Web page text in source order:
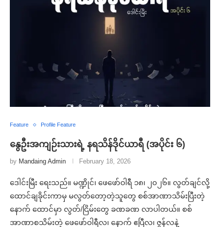
Feature Profile Feature
နွေဦးအကျဉ်းသားရဲ့ နရသိန်ဒိုင်ယာရီ (အပိုင်း ၆)
by Mandaing Admin February 18, 2026
ဒေါင်းမြီး ရေးသည်။ မဏ္ဍိုင်၊ ဖေဖော်ဝါရီ ၁၈၊ ၂၀၂၆။ လွတ်ချင်လို့
ထောင်ချခိုင်းကာမှ မလွတ်တော့တဲ့သူတွေ စစ်အာဏာသိမ်းပြီးတဲ့
နောက် ထောင်မှာ လွတ်/ငြိမ်းတွေ ခဏခဏ လာပါတယ်။ စစ်
အာဏာစသိမ်းတဲ့ ဖေဖော်ဝါရီလ၊ နောက် ဧပြီလ၊ ဇွန်လနဲ့